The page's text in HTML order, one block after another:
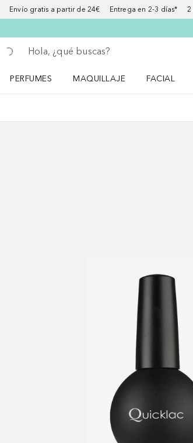
Envío gratis a partir de 24€ Entrega en 2-3 días* 2
Regresar
Ejecutar búsqueda
PERFUMES
MAQUILLAJE
FACIAL